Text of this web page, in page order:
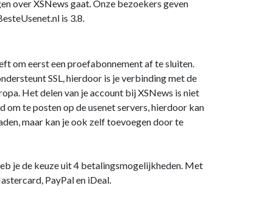
over XSNews gaat. Onze bezoekers geven
is 3.8.
om eerst een proefabonnement af te sluiten.
SSL, hierdoor is je verbinding met de
Het delen van je account bij XSNews is niet
te posten op de usenet servers, hierdoor kan
maar kan je ook zelf toevoegen door te
je de keuze uit 4 betalingsmogelijkheden. Met
PayPal en iDeal.